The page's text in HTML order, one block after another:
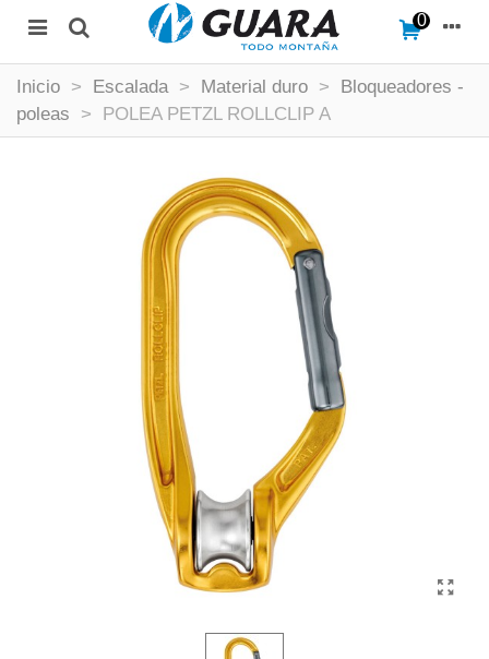
0
Inicio > Escalada > Material duro >
Bloqueadores -
poleas
> POLEA PETZL ROLLCLIP A